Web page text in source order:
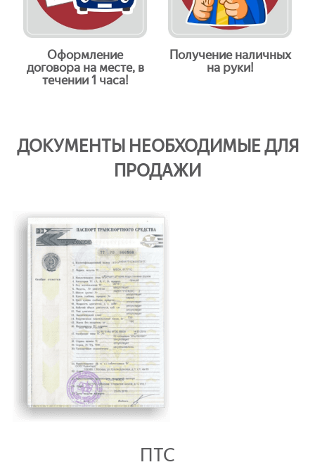
Оформление
договора на месте, в
течении 1 часа!
Получение наличных
на руки!
ДОКУМЕНТЫ НЕОБХОДИМЫЕ ДЛЯ
ПРОДАЖИ
ПТС